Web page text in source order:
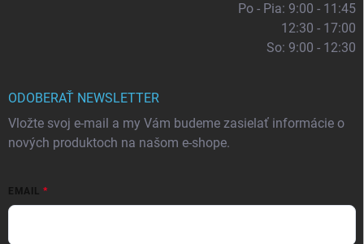
Po - Pia: 9:00 - 11:45
12:30 - 17:00
So: 9:00 - 12:30
ODOBERAŤ NEWSLETTER
Vložte svoj e-mail a my Vám budeme zasielať informácie o
nových produktoch na našom e-shope.
EMAIL